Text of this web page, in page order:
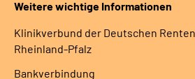
Weitere wichtige Informationen
Klinikverbund der Deutschen
Rheinland-Pfalz
Bankverbindung